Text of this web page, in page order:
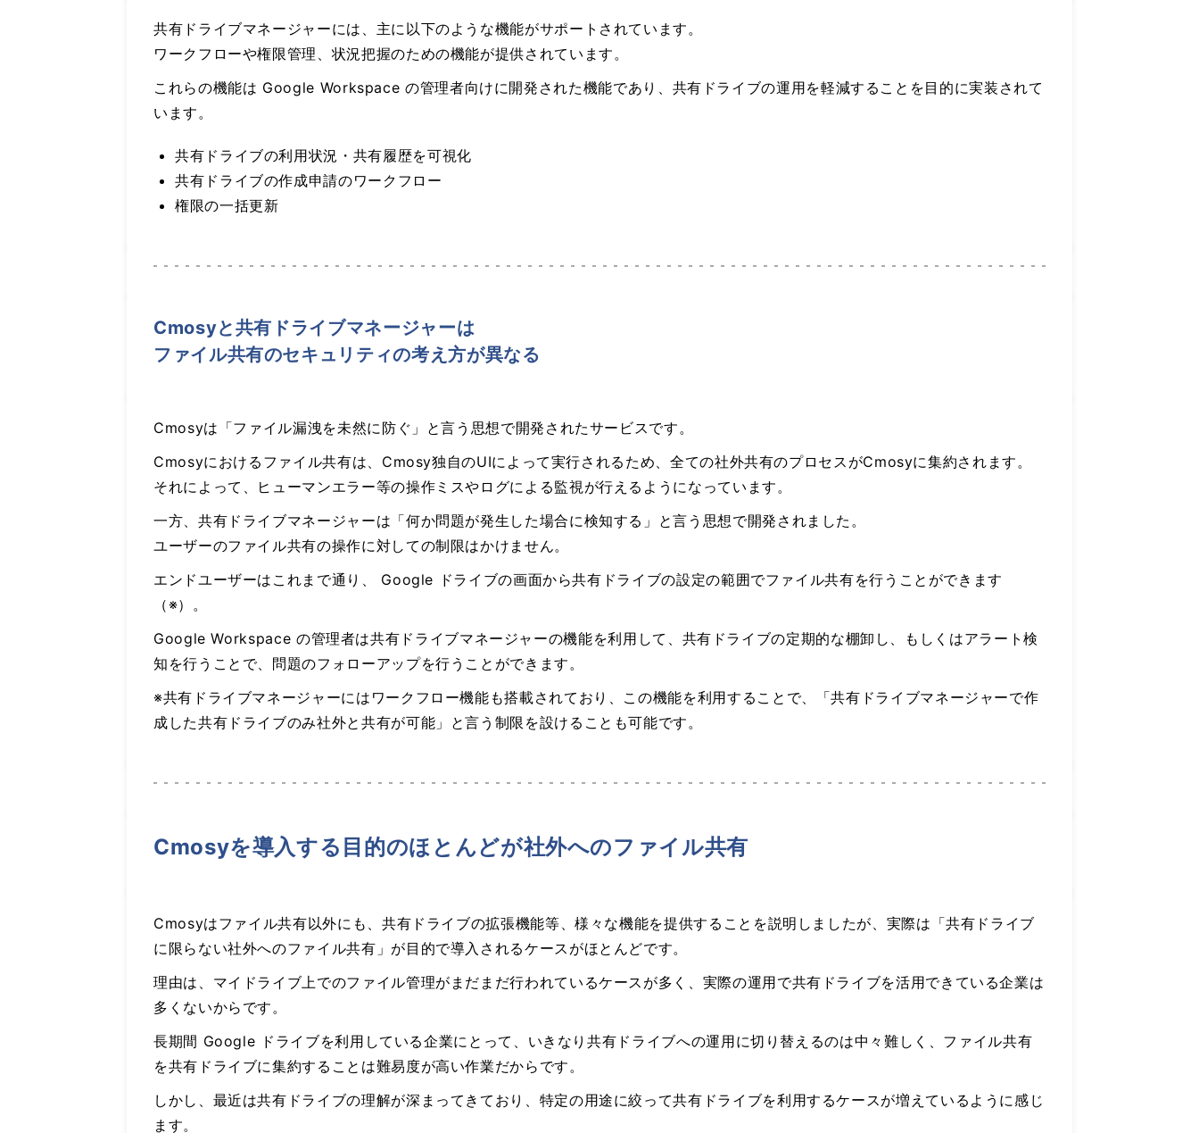
共有ドライブマネージャーには、主に以下のような機能がサポートされています。
ワークフローや権限管理、状況把握のための機能が提供されています。
これらの機能は Google Workspace の管理者向けに開発された機能であり、共有ドライブの運用を軽減することを目的に実装されて
います。
共有ドライブの利用状況・共有履歴を可視化
共有ドライブの作成申請のワークフロー
権限の一括更新
Cmosyと共有ドライブマネージャーは
ファイル共有のセキュリティの考え方が異なる
Cmosyは「ファイル漏洩を未然に防ぐ」と言う思想で開発されたサービスです。
Cmosyにおけるファイル共有は、Cmosy独自のUIによって実行されるため、全ての社外共有のプロセスがCmosyに集約されます。
それによって、ヒューマンエラー等の操作ミスやログによる監視が行えるようになっています。
一方、共有ドライブマネージャーは「何か問題が発生した場合に検知する」と言う思想で開発されました。
ユーザーのファイル共有の操作に対しての制限はかけません。
エンドユーザーはこれまで通り、 Google ドライブの画面から共有ドライブの設定の範囲でファイル共有を行うことができます
（※）。
Google Workspace の管理者は共有ドライブマネージャーの機能を利用して、共有ドライブの定期的な棚卸し、もしくはアラート検
知を行うことで、問題のフォローアップを行うことができます。
※共有ドライブマネージャーにはワークフロー機能も搭載されており、この機能を利用することで、「共有ドライブマネージャーで作
成した共有ドライブのみ社外と共有が可能」と言う制限を設けることも可能です。
Cmosyを導入する目的のほとんどが社外へのファイル共有
Cmosyはファイル共有以外にも、共有ドライブの拡張機能等、様々な機能を提供することを説明しましたが、実際は「共有ドライブ
に限らない社外へのファイル共有」が目的で導入されるケースがほとんどです。
理由は、マイドライブ上でのファイル管理がまだまだ行われているケースが多く、実際の運用で共有ドライブを活用できている企業は
多くないからです。
長期間 Google ドライブを利用している企業にとって、いきなり共有ドライブへの運用に切り替えるのは中々難しく、ファイル共有
を共有ドライブに集約することは難易度が高い作業だからです。
しかし、最近は共有ドライブの理解が深まってきており、特定の用途に絞って共有ドライブを利用するケースが増えているように感じ
ます。